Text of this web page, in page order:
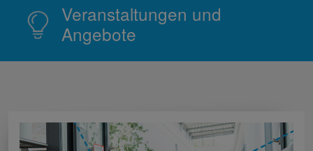
Veranstaltungen und
Angebote